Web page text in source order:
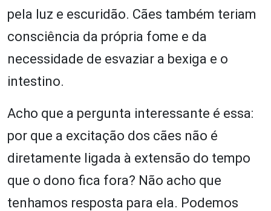
pela luz e escuridão. Cães também teriam
consciência da própria fome e da
necessidade de esvaziar a bexiga e o
intestino.
Acho que a pergunta interessante é essa:
por que a excitação dos cães não é
diretamente ligada à extensão do tempo
que o dono fica fora? Não acho que
tenhamos resposta para ela. Podemos